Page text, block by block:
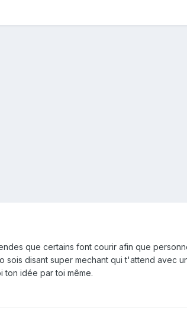
que certains font courir afin que
disant super mechant qui t'attend avec
ton idée par toi même.